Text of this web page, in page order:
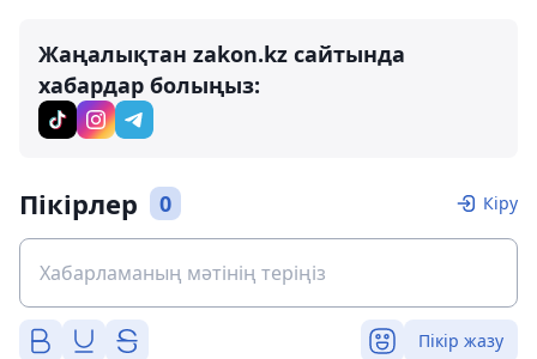
Жаңалықтан zakon.kz сайтында
хабардар болыңыз:
Пікірлер 0 Кіру
Пікір жазу